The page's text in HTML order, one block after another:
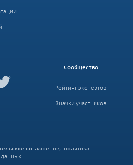
Сообщество
Рейтинг экспертов
Значки участников
соглашение, политика
данных